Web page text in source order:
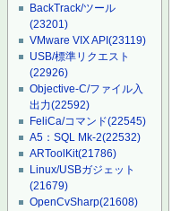
BackTrack/ツール
(23201)
VMware VIX API(23119)
USB/標準リクエスト
(22926)
Objective-C/ファイル入
出力(22592)
FeliCa/コマンド(22545)
A5：SQL Mk-2(22532)
ARToolKit(21786)
Linux/USBガジェット
(21679)
OpenCvSharp(21608)